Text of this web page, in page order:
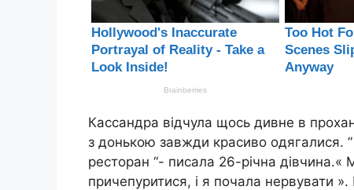
Кассандра відчула щось дивне в
з донькою завжди красиво одягалися.
ресторан “- писала 26-річна дівчина.«
причепуритися, і я почала нервувати ».